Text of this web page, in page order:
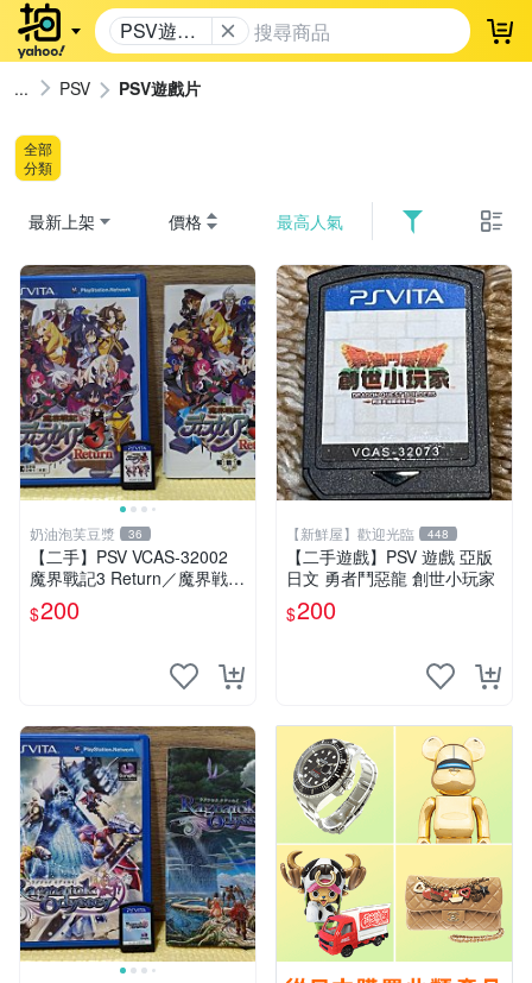
PSV遊戲
片
登
PSV PSV遊戲片
全部
分類
最新上架 價格 最高人氣
奶油泡芙豆漿 36
【二手】PSV VCAS-32002
魔界戰記3 Return／魔界戦記
ディスガイア3 Return／Disg
aea 3 Return
$200
【新鮮屋】歡迎光臨 448
【二手遊戲】￼PSV 遊戲 亞版
日文 勇者鬥惡龍 創世小玩家
$200